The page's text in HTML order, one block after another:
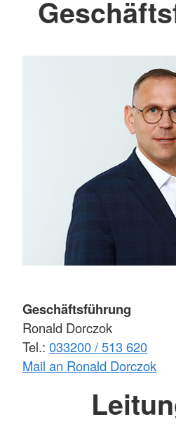
Geschäftsführung
Ronald Dorczok
Tel.: 033200 / 513 620
Mail an Ronald Dorczok